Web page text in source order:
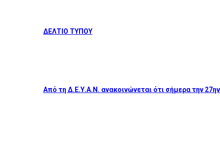
ΔΕΛΤΙΟ ΤΥΠΟΥ
Από τη Δ.Ε.Υ.Α.Ν. ανακοινώνεται ότι σήμερα την